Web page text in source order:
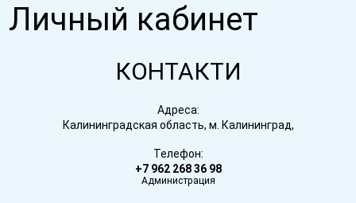
Личный кабинет
КОНТАКТИ
Адреса:
Калининградская область, м. Калининград,
Телефон:
+7 962 268 36 98
Администрация